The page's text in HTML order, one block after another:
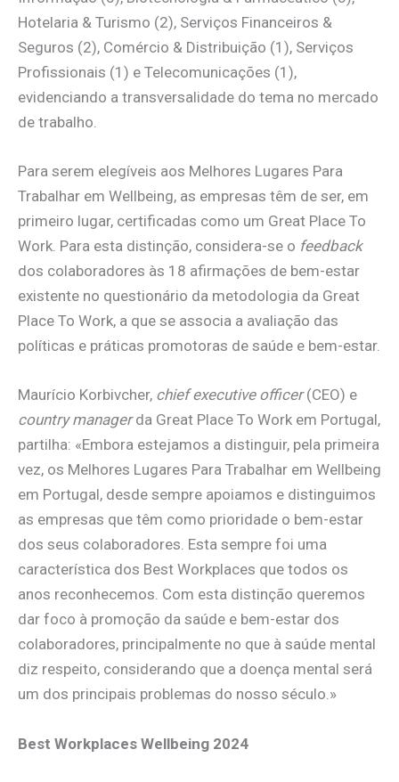
Hotelaria & Turismo (2), Serviços Financeiros &
Seguros (2), Comércio & Distribuição (1), Serviços
Profissionais (1) e Telecomunicações (1),
evidenciando a transversalidade do tema no mercado
de trabalho.
Para serem elegíveis aos Melhores Lugares Para
Trabalhar em Wellbeing, as empresas têm de ser, em
primeiro lugar, certificadas como um Great Place To
Work. Para esta distinção, considera-se o feedback
dos colaboradores às 18 afirmações de bem-estar
existente no questionário da metodologia da Great
Place To Work, a que se associa a avaliação das
políticas e práticas promotoras de saúde e bem-estar.
Maurício Korbivcher, chief executive officer(CEO) e
country managerda Great Place To Work em Portugal,
partilha: «Embora estejamos a distinguir, pela primeira
vez, os Melhores Lugares Para Trabalhar em Wellbeing
em Portugal, desde sempre apoiamos e distinguimos
as empresas que têm como prioridade o bem-estar
dos seus colaboradores. Esta sempre foi uma
característica dos Best Workplaces que todos os
anos reconhecemos. Com esta distinção queremos
dar foco à promoção da saúde e bem-estar dos
colaboradores, principalmente no que à saúde mental
diz respeito, considerando que a doença mental será
um dos principais problemas do nosso século.»
Best Workplaces Wellbeing 2024